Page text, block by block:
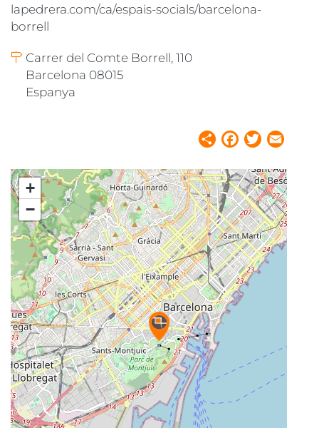
lapedrera.com/ca/espais-socials/barcelona-
borrell
Carrer del Comte Borrell, 110
Barcelona 08015
Espanya
ShareFacebook
Twitter
+
−